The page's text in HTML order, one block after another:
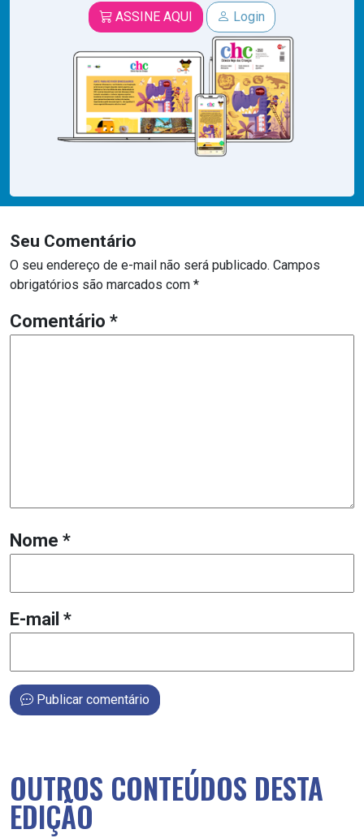
ASSINE AQUI Login
Seu Comentário
O seu endereço de e-mail não será publicado. Campos
obrigatórios são marcados com *
Comentário *
Nome *
E-mail *
Publicar comentário
OUTROS CONTEÚDOS DESTA
EDIÇÃO